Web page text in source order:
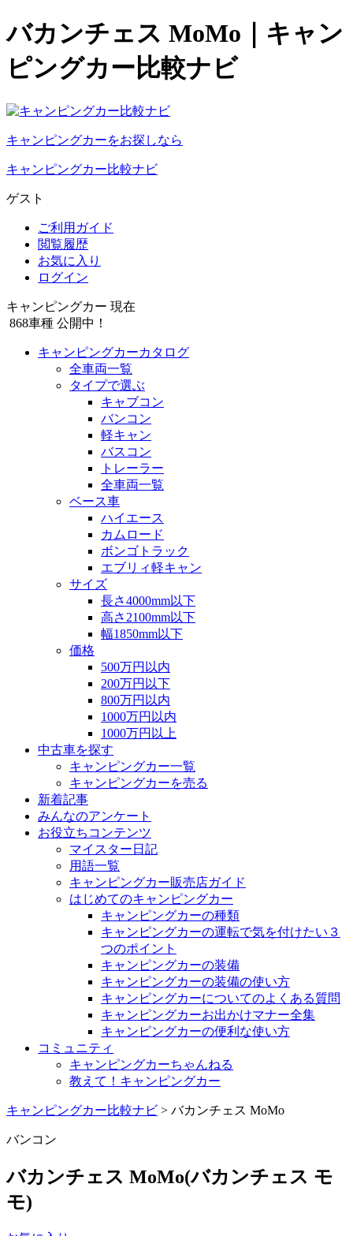
バカンチェス MoMo｜キャン
ピングカー比較ナビ
キャンピングカーをお探しなら
キャンピングカー比較ナビ
ゲスト
ご利用ガイド
閲覧履歴
お気に入り
ログイン
キャンピングカー 現在
868車種 公開中！
キャンピングカーカタログ
全車両一覧
タイプで選ぶ
キャブコン
バンコン
軽キャン
バスコン
トレーラー
全車両一覧
ベース車
ハイエース
カムロード
ボンゴトラック
エブリィ軽キャン
サイズ
長さ4000mm以下
高さ2100mm以下
幅1850mm以下
価格
500万円以内
200万円以下
800万円以内
1000万円以内
1000万円以上
中古車を探す
キャンピングカー一覧
キャンピングカーを売る
新着記事
みんなのアンケート
お役立ちコンテンツ
マイスター日記
用語一覧
キャンピングカー販売店ガイド
はじめてのキャンピングカー
キャンピングカーの種類
キャンピングカーの運転で気を付けたい３
つのポイント
キャンピングカーの装備
キャンピングカーの装備の使い方
キャンピングカーについてのよくある質問
キャンピングカーお出かけマナー全集
キャンピングカーの便利な使い方
コミュニティ
キャンピングカーちゃんねる
教えて！キャンピングカー
キャンピングカー比較ナビ > バカンチェス MoMo
バンコン
バカンチェス MoMo(バカンチェス モ
モ)